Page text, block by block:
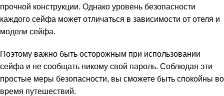
прочной конструкции. Однако уровень безопасности
каждого сейфа может отличаться в зависимости от отеля и
модели сейфа.
Поэтому важно быть осторожным при использовании
сейфа и не сообщать никому свой пароль. Соблюдая эти
простые меры безопасности, вы сможете быть спокойны во
время путешествий.